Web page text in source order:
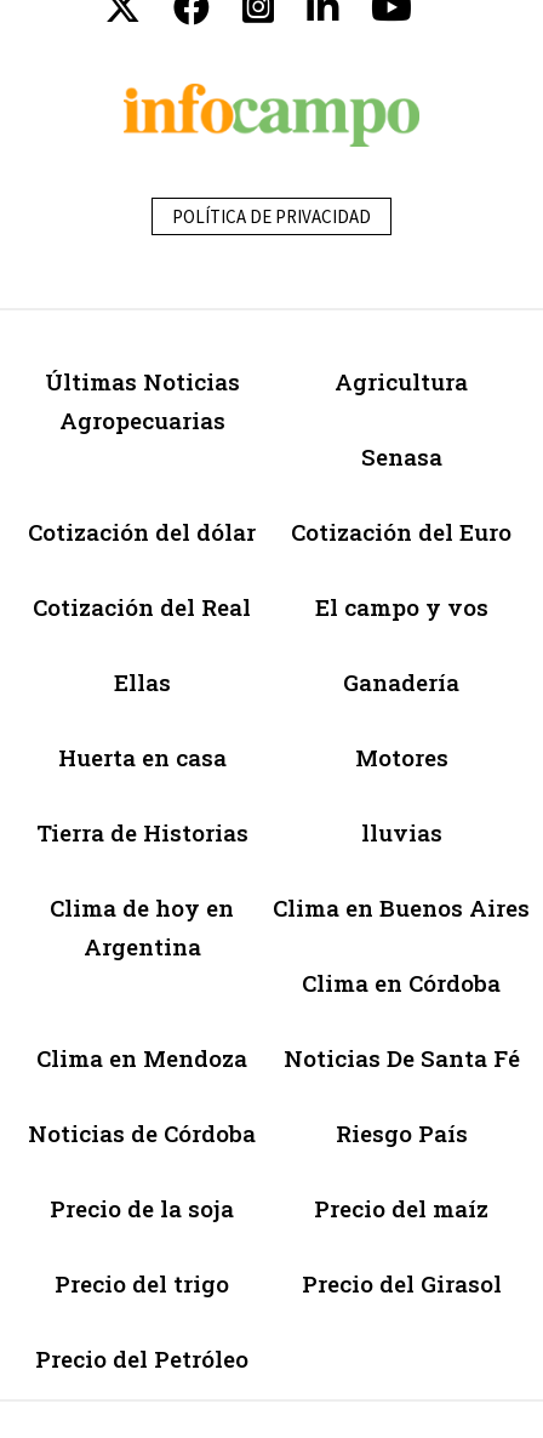
POLÍTICA DE PRIVACIDAD
Últimas Noticias
Agropecuarias
Agricultura
Senasa
Cotización del dólar Cotización del Euro
Cotización del Real El campo y vos
Ellas Ganadería
Huerta en casa Motores
Tierra de Historias lluvias
Clima de hoy en
Argentina
Clima en Buenos Aires
Clima en Córdoba
Clima en Mendoza Noticias De Santa Fé
Noticias de Córdoba Riesgo País
Precio de la soja Precio del maíz
Precio del trigo Precio del Girasol
Precio del Petróleo